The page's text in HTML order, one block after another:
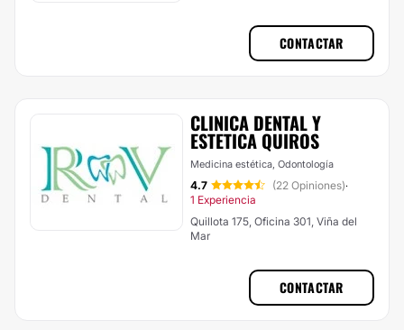
CONTACTAR
CLINICA DENTAL Y
ESTETICA QUIROS
Medicina estética, Odontología
4.7 (22 Opiniones)·
1 Experiencia
Quillota 175, Oficina 301, Viña del
Mar
CONTACTAR